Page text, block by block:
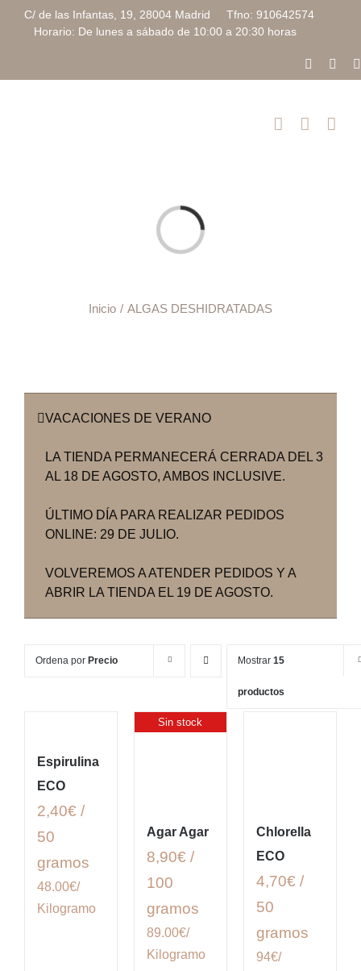
SaltarC/ de las Infantas, 19, 28004 Madrid Tfno: 910642574
Horario: De lunes a sábado de 10:00 a 20:30 horas
Facebook
Cargando...
Inicio ALGAS DESHIDRATADAS
VACACIONES DE VERANO
LA TIENDA PERMANECERÁ CERRADA DEL 3
AL 18 DE AGOSTO, AMBOS INCLUSIVE.
ÚLTIMO DÍA PARA REALIZAR PEDIDOS
ONLINE: 29 DE JULIO.
VOLVEREMOS A ATENDER PEDIDOS Y A
ABRIR LA TIENDA EL 19 DE AGOSTO.
Ordena por Precio Mostrar 15
productos
Espirulina
ECO
2,40€ /
50
gramos
48.00€/
Kilogramo
Sin stock
Agar Agar
8,90€ /
100
gramos
89.00€/
Kilogramo
Chlorella
ECO
4,70€ /
50
gramos
94€/